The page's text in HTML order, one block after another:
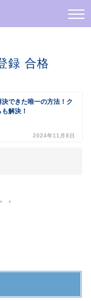
録 合格
できた唯一の方法！ク
解決！
2024年11月8日